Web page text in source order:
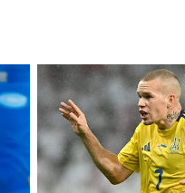
против
08.08.26 18:41
Мы не
Киву
Ювентусом